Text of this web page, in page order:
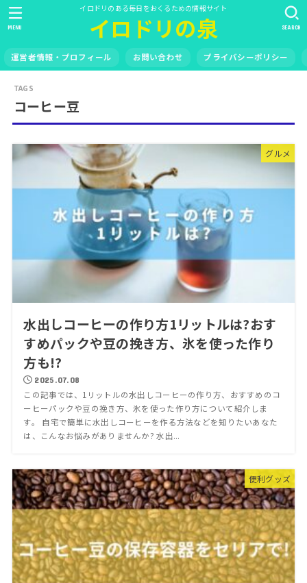
イロドリのある毎日をおくるための情報サイト
イロドリの泉
運営者情報・プロフィール お問い合わせ プライバシーポリシー
SEARCH
MENU
コーヒー豆
グルメ
水出しコーヒーの作り方1リットルは?おす
すめパックや豆の挽き方、氷を使った作り
方も!?
2025.07.08
この記事では、1リットルの水出しコーヒーの作り方、おすすめのコ
ーヒーパックや豆の挽き方、氷を使った作り方について紹介しま
す。 自宅で簡単に水出しコーヒーを作る方法などを知りたいあなた
は、こんなお悩みがありませんか? 水出...
便利グッズ